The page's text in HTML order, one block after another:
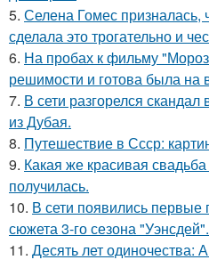
5. Селена Гомес призналась,
сделала это трогательно и
6. На пробах к фильму
решимости и готова была на
7. В сети разгорелся
из Дубая.
8. Путешествие в Ссср:
9. Какая же красивая
получилась.
10. В сети появились первые
сюжета 3-го сезона "Уэнсдей".
11. Десять лет одиночества: